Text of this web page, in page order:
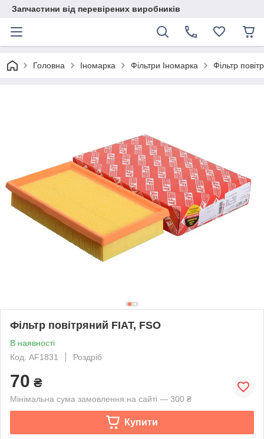
Запчастини від перевірених виробників
Головна Іномарка Фільтри Іномарка Фільтр
Фільтр повітряний FIAT, FSO
В наявності
Код: AF1831
Роздріб
70 ₴
Мінімальна сума замовлення на сайті — 300 ₴
Купити